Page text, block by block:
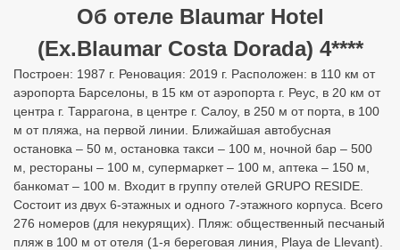
Об отеле Blaumar Hotel
(Ex.Blaumar Costa Dorada) 4****
Построен: 1987 г. Реновация: 2019 г. Расположен: в 110 км от
аэропорта Барселоны, в 15 км от аэропорта г. Реус, в 20 км от
центра г. Таррагона, в центре г. Салоу, в 250 м от порта, в 100
м от пляжа, на первой линии. Ближайшая автобусная
остановка – 50 м, остановка такси – 100 м, ночной бар – 500
м, рестораны – 100 м, супермаркет – 100 м, аптека – 150 м,
банкомат – 100 м. Входит в группу отелей GRUPO RESIDE.
Состоит из двух 6-этажных и одного 7-этажного корпуса. Всего
276 номеров (для некурящих). Пляж: общественный песчаный
пляж в 100 м от отеля (1-я береговая линия, Playa de Llevant).